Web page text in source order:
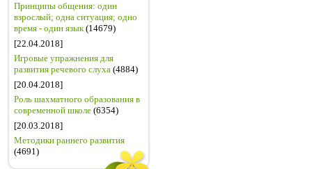
Принципы общения: один
взрослый; одна ситуация; одно
время - один язык(14679)
[22.04.2018]
Игровые упражнения для
развития речевого слуха (4884)
[20.04.2018]
Роль шахматного образования в
современной школе (6354)
[20.03.2018]
Методики раннего развития
(4691)